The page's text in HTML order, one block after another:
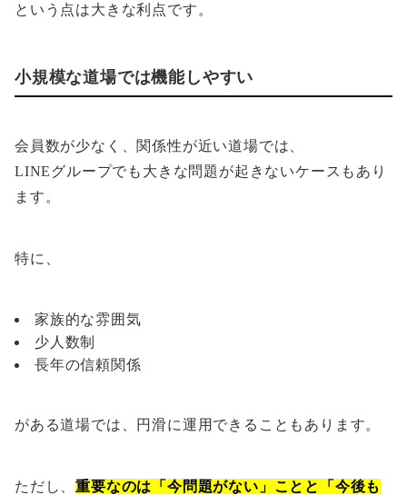
という点は大きな利点です。
小規模な道場では機能しやすい
会員数が少なく、関係性が近い道場では、
LINEグループでも大きな問題が起きないケースもあり
ます。
特に、
家族的な雰囲気
少人数制
長年の信頼関係
がある道場では、円滑に運用できることもあります。
ただし、重要なのは「今問題がない」ことと「今後も